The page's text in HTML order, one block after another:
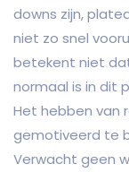
downs zijn,
niet zo snel
betekent niet
normaal is in dit
Het hebben van
gemotiveerd te
Verwacht geen